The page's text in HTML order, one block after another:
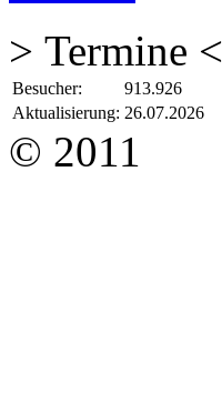
> Termine <
Besucher:
913.926
Aktualisierung: 26.07.2026
© 2011